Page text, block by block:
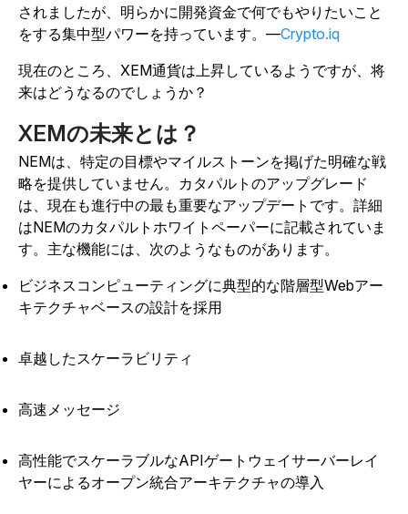
されましたが、明らかに開発資金で何でもやりたいこと
をする集中型パワーを持っています。—Crypto.iq
現在のところ、XEM通貨は上昇しているようですが、将
来はどうなるのでしょうか？
XEMの未来とは？
NEMは、特定の目標やマイルストーンを掲げた明確な戦
略を提供していません。カタパルトのアップグレード
は、現在も進行中の最も重要なアップデートです。詳細
はNEMのカタパルトホワイトペーパーに記載されていま
す。主な機能には、次のようなものがあります。
ビジネスコンピューティングに典型的な階層型Webアー
キテクチャベースの設計を採用
卓越したスケーラビリティ
高速メッセージ
高性能でスケーラブルなAPIゲートウェイサーバーレイ
ヤーによるオープン統合アーキテクチャの導入